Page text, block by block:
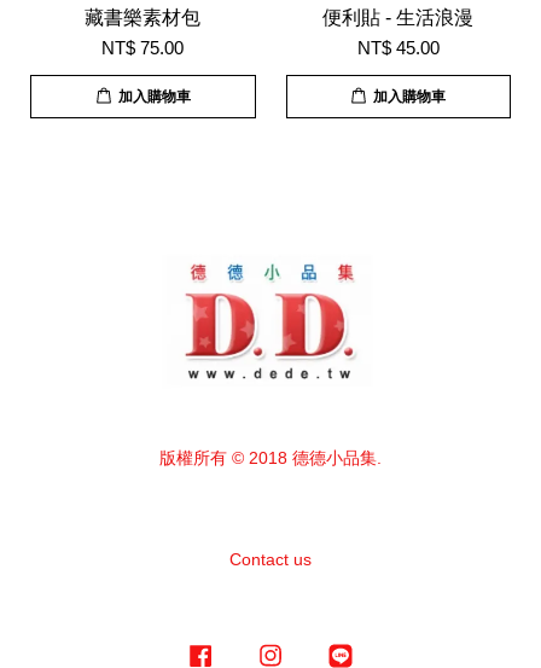
藏書樂素材包
NT$ 75.00
加入購物車
便利貼 - 生活浪漫
NT$ 45.00
加入購物車
版權所有 © 2018 德德小品集.
Contact us
Facebook Instagram